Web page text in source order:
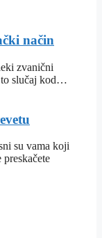
način
zvanični
to slučaj kod…
su vama koji
preskačete